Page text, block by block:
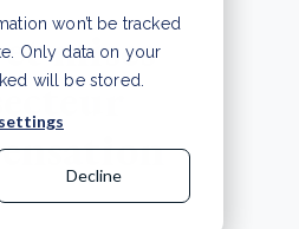
won’t be tracked
Only data on your
will be stored.
Decline
mises